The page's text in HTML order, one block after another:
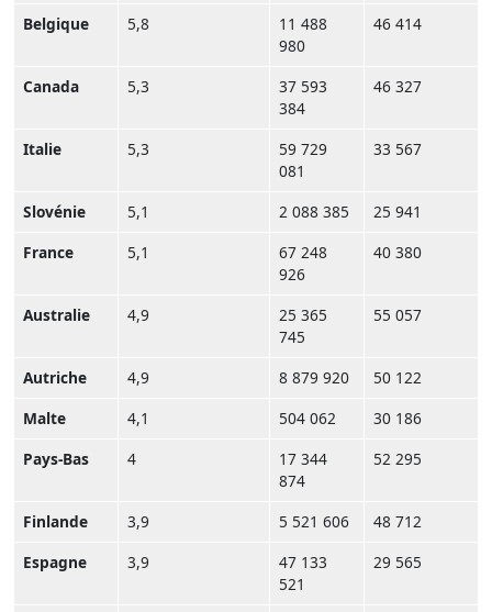
Belgique 5,8
11 488
980
46 414
Canada 5,3
37 593
384
46 327
Italie 5,3
59 729
081
33 567
Slovénie 5,1 2 088 385
25 941
France
5,1
67 248
926
40 380
Australie 4,9
25 365
745
55 057
Autriche 4,9 8 879 920
50 122
Malte
4,1 504 062
30 186
Pays-Bas
4
17 344
874
52 295
Finlande 3,9 5 521 606
48 712
Espagne
3,9
47 133
521
29 565